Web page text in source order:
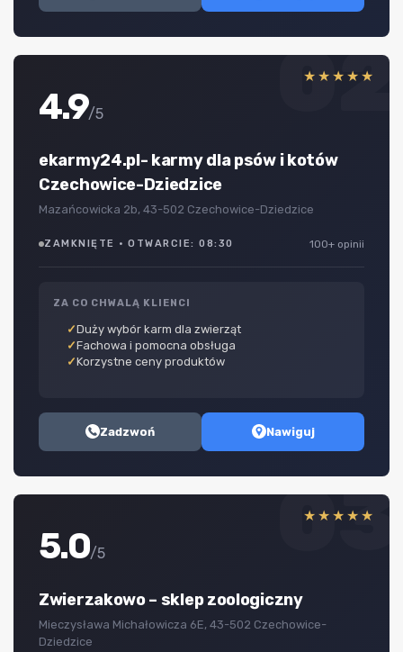
02
★★★★★
4.9/5
ekarmy24.pl- karmy dla psów i kotów
Czechowice-Dziedzice
Mazańcowicka 2b, 43-502 Czechowice-Dziedzice
ZAMKNIĘTE · OTWARCIE: 08:30 100+ opinii
ZA CO CHWALĄ KLIENCI
Duży wybór karm dla zwierząt
Fachowa i pomocna obsługa
Korzystne ceny produktów
Zadzwoń Nawiguj
03
★★★★★
5.0/5
Zwierzakowo – sklep zoologiczny
Mieczysława Michałowicza 6E, 43-502 Czechowice-
Dziedzice